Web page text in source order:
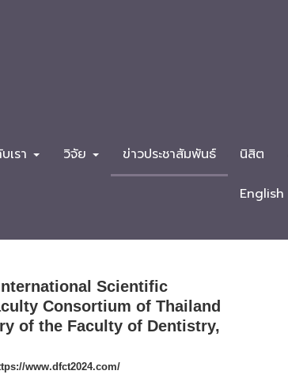
เรา วิจัย ข่าวประชาสัมพันธ์ นิสิต
English
Scientific
Consortium of Thailand
of the Faculty of Dentistry,
www.dfct2024.com/